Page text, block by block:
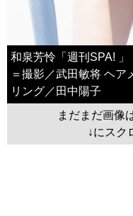
和泉芳怜「週刊SPA!
＝撮影／武田敏将 ヘア
リング／田中陽子
まだまだ画像
↓にスク